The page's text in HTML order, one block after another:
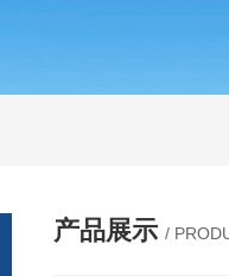
产品展示 /